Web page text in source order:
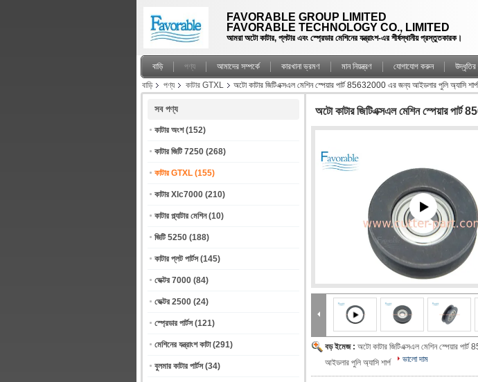
FAVORABLE GROUP LIMITED
FAVORABLE TECHNOLOGY CO., LIMITED
আমরা অটো কাটার, প্লটার এবং স্প্রেডার মেশিনের যন্ত্রাংশ-এর শীর্ষস্থানীয় প্রস্তুতকারক।
বাড়ি পণ্য আমাদের সম্পর্কে কারখানা ভ্রমণ মান নিয়ন্ত্রণ যোগাযোগ করুন
বাড়ি
পণ্য কাটার GTXL অটো কাটার জিটিএক্সএল মেশিন স্পেয়ার পার্ট 85632000 এর জন্য আইডলার পুলি অ্যাসি শার্প
সব পণ্য
কাটার অংশ (152)
কাটার জিটি 7250 (268)
কাটার GTXL (155)
কাটার Xlc7000 (210)
কাটার প্ল্যাটার মেশিন (10)
জিটি 5250 (188)
কাটার প্লট পার্টস (145)
ভেক্টর 7000 (84)
ভেক্টর 2500 (24)
স্প্রেডার পার্টস (121)
মেশিনের যন্ত্রাংশ কাটা (291)
বুলমার কাটার পার্টস (34)
অটো কাটার জিটিএক্সএল মেশিন স্পেয়ার
বড় ইমেজ : অটো কাটার জিটিএক্সএল মেশিন স্পেয়ার
আইডলার পুলি অ্যাসি শার্প
ভালো দাম